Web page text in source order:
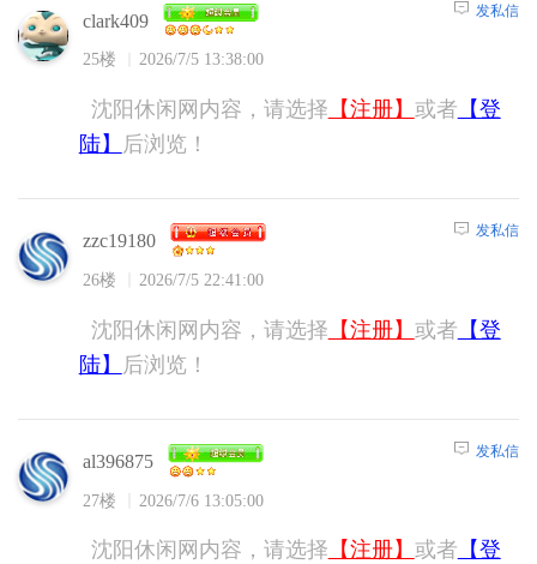
clark409
25楼 2026/7/5 13:38:00
发私信
沈阳休闲网内容，请选择 【注册】 或者 【登
陆】
后浏览！
zzc19180
26楼 2026/7/5 22:41:00
发私信
沈阳休闲网内容，请选择 【注册】 或者 【登
陆】
后浏览！
al396875
27楼 2026/7/6 13:05:00
发私信
沈阳休闲网内容，请选择 【注册】 或者 【登